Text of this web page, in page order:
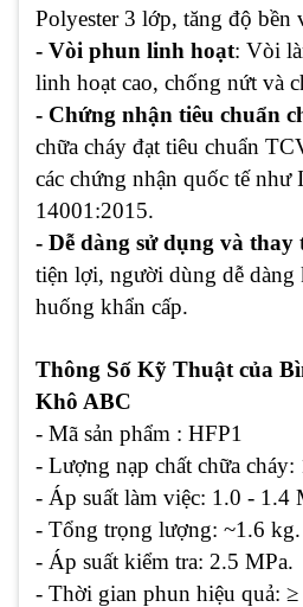
Polyester 3 lớp, tăng độ bền
- Vòi phun linh hoạt: Vòi
linh hoạt cao, chống nứt và
- Chứng nhận tiêu chuẩn
chữa cháy đạt tiêu chuẩn
các chứng nhận quốc tế
14001:2015.
- Dễ dàng sử dụng và thay
tiện lợi, người dùng dễ
huống khẩn cấp.
Thông Số Kỹ Thuật của
Khô ABC
- Mã sản phẩm : HFP1
- Lượng nạp chất chữa cháy:
- Áp suất làm việc: 1.0 - 1.4
- Tổng trọng lượng: ~1.6 kg.
- Áp suất kiểm tra: 2.5 MPa.
- Thời gian phun hiệu quả: ≥